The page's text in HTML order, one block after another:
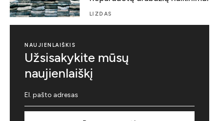
LIZDAS
NAUJIENLAIŠKIS
Užsisakykite mūsų
naujienlaiškį